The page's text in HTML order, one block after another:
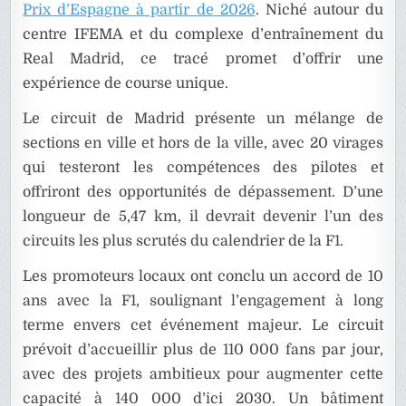
Prix d’Espagne à partir de 2026. Niché autour du
centre IFEMA et du complexe d’entraînement du
Real Madrid, ce tracé promet d’offrir une
expérience de course unique.
Le circuit de Madrid présente un mélange de
sections en ville et hors de la ville, avec 20 virages
qui testeront les compétences des pilotes et
offriront des opportunités de dépassement. D’une
longueur de 5,47 km, il devrait devenir l’un des
circuits les plus scrutés du calendrier de la F1.
Les promoteurs locaux ont conclu un accord de 10
ans avec la F1, soulignant l’engagement à long
terme envers cet événement majeur. Le circuit
prévoit d’accueillir plus de 110 000 fans par jour,
avec des projets ambitieux pour augmenter cette
capacité à 140 000 d’ici 2030. Un bâtiment